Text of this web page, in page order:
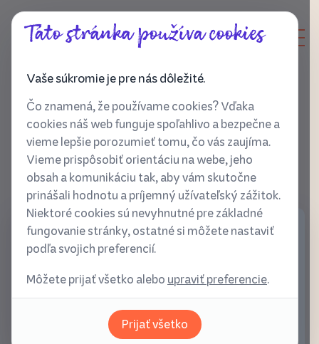
Ako prekonať strach z blízkosti?
Ani neviem ako a je tu september - leto,
dovolenky a festivaly ubehli ako voda a zrazu
sme sa ocitli vo víre práce, začiatku školského
Táto stránka používa cookies
Vaše súkromie je pre nás dôležité.
Čo znamená, že používame cookies? Vďaka
cookies náš web funguje spoľahlivo a bezpečne a
vieme lepšie porozumieť tomu, čo vás zaujíma.
Vieme prispôsobiť orientáciu na webe, jeho
obsah a komunikáciu tak, aby vám skutočne
prinášali hodnotu a príjemný užívateľský zážitok.
Niektoré cookies sú nevyhnutné pre základné
fungovanie stránky, ostatné si môžete nastaviť
podľa svojich preferencií.
Môžete prijať všetko alebo upraviť preferencie.
Prijať všetko